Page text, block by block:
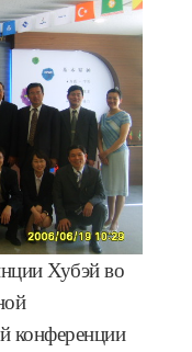
Хубэй во
конференции